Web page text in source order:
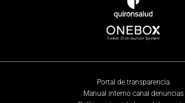
Portal de transparencia
Manual interno canal denuncias